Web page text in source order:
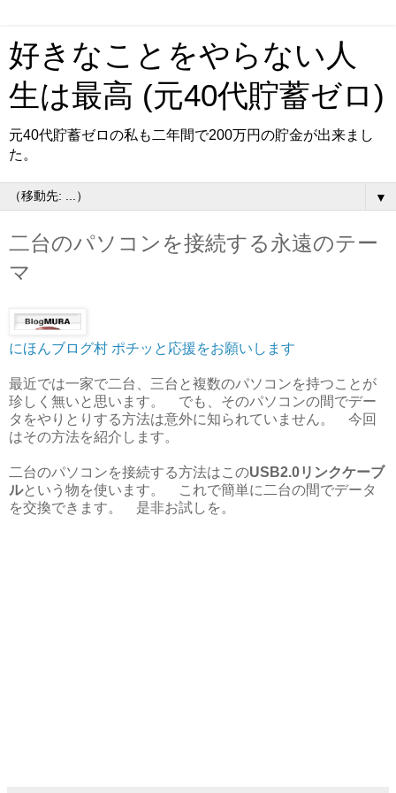
好きなことをやらない人
生は最高 (元40代貯蓄ゼロ)
元40代貯蓄ゼロの私も二年間で200万円の貯金が出来まし
た。
▼
二台のパソコンを接続する永遠のテー
マ
にほんブログ村 ポチッと応援をお願いします
最近では一家で二台、三台と複数のパソコンを持つことが
珍しく無いと思います。 でも、そのパソコンの間でデー
タをやりとりする方法は意外に知られていません。 今回
はその方法を紹介します。
二台のパソコンを接続する方法はこのUSB2.0リンクケーブ
ルという物を使います。 これで簡単に二台の間でデータ
を交換できます。 是非お試しを。